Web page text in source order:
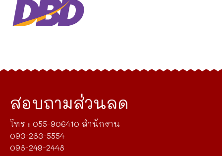
สอบถามส่วนลด
โทร : 055-906410 สำนักงาน
093-283-5554
098-249-2448